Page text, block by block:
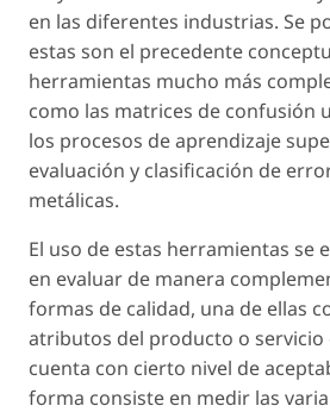
en las diferentes industrias. Se
estas son el precedente
herramientas mucho más
como las matrices de confusión
los procesos de aprendizaje
evaluación y clasificación de
metálicas.
El uso de estas herramientas se
en evaluar de manera
formas de calidad, una de ellas
atributos del producto o servicio
cuenta con cierto nivel de
forma consiste en medir las